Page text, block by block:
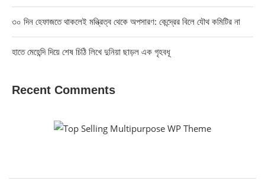
৩০ দিন হেফাজতে থাকলেই মন্ত্রিত্ব থেকে অপসারণ: কেন্দ্রের বিলে যৌথ কমিটির না
হাতে মেহেন্দি দিয়ে শেষ চিঠি লিখে দুনিয়া ছাড়ল এক গৃহবধূ
Recent Comments